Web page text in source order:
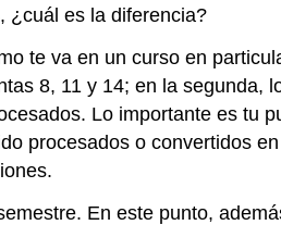
¿cuál es la diferencia?
te va en un curso en
8, 11 y 14; en la
Lo importante es tu
procesados o convertidos
En este punto,